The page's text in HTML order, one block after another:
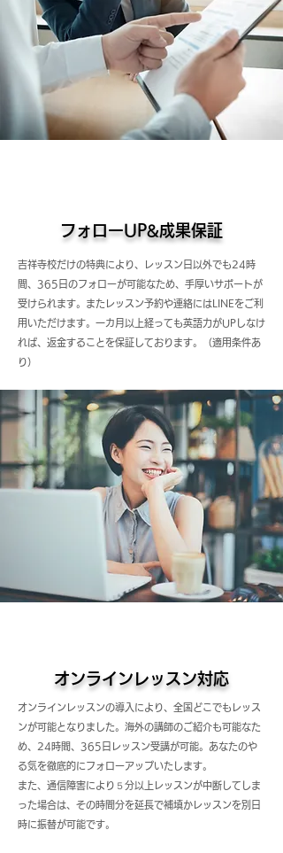
フォローUP&成果保証
吉祥寺校だけの特典により、レッスン日以外でも24時
間、365日のフォローが可能なため、手厚いサポートが
受けられます。またレッスン予約や連絡にはLINEをご利
用いただけます。一カ月以上経っても英語力がUPしなけ
れば、返金することを保証しております。（適用条件あ
り）
オンラインレッスン対応
オンラインレッスンの導入により、全国どこでもレッス
ンが可能となりました。海外の講師のご紹介も可能なた
め、24時間、365日レッスン受講が可能。あなたのや
る気を徹底的にフォローアップいたします。
また、通信障害により５分以上レッスンが中断してしま
った場合は、その時間分を延長で補填かレッスンを別日
時に振替が可能です。